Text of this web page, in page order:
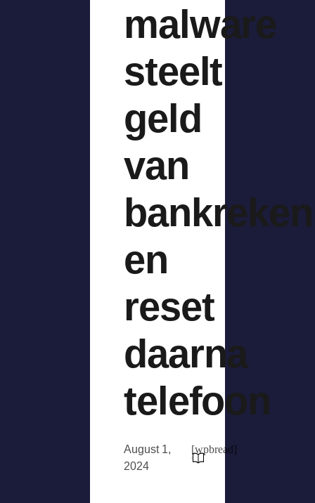
malware
steelt
geld
van
en
reset
daarna
telefoon
August 1,
2024
[wpbread]